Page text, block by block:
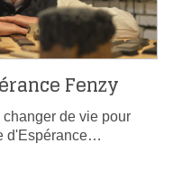
Fenzy
changer de vie pour
d'Espérance…